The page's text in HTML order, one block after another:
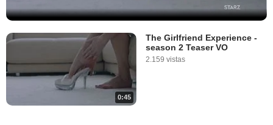
0:45
The Girlfriend Experience -
season 2 Teaser VO
2.159 vistas